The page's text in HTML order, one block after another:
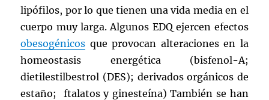
lipófilos, por lo que tienen una vida media en el
cuerpo muy larga. Algunos EDQ ejercen efectos
obesogénicos que provocan alteraciones en la
homeostasis energética (bisfenol-A;
dietilestilbestrol (DES); derivados orgánicos de
estaño; ftalatos y ginesteína) También se han